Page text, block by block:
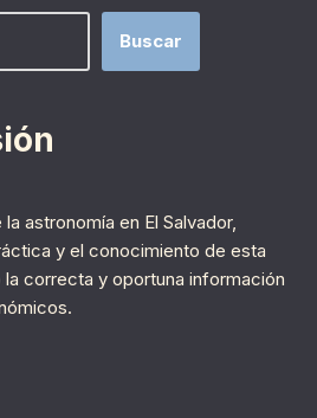
Buscar
astronomía en El Salvador,
y el conocimiento de esta
correcta y oportuna información